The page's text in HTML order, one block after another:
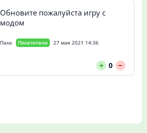
Обновите пожалуйста игру с
модом
Паха Посетители 27 мая 2021 14:36
+ 0 --